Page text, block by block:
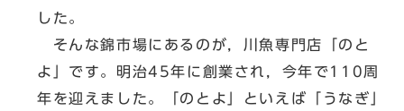
した。
そんな錦市場にあるのが，川魚専門店「のと
よ」です。明治45年に創業され，今年で110周
年を迎えました。「のとよ」といえば「うなぎ」